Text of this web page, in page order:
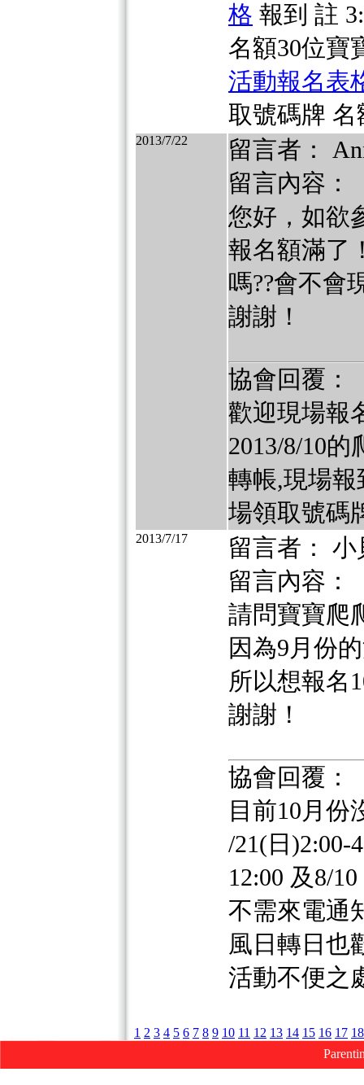
格 報到 註
名額30位寶
活動報名表
取號碼牌 名
2013/7/22
留言者：
留言內容：
您好，如欲
報名額滿了
嗎??會不會
謝謝！
協會回覆：
歡迎現場報
2013/8/10的
轉帳,現場報
場領取號碼
2013/7/17
留言者： 小
留言內容：
請問寶寶爬
因為9月份
所以想報名
謝謝！
協會回覆：
目前10月份
/21(日)2:00-
12:00 及8/
不需來電通
風日轉日也
活動不便之
1 2 3 4 5 6 7 8 9 10 11 12 13 14 15 16 17 18